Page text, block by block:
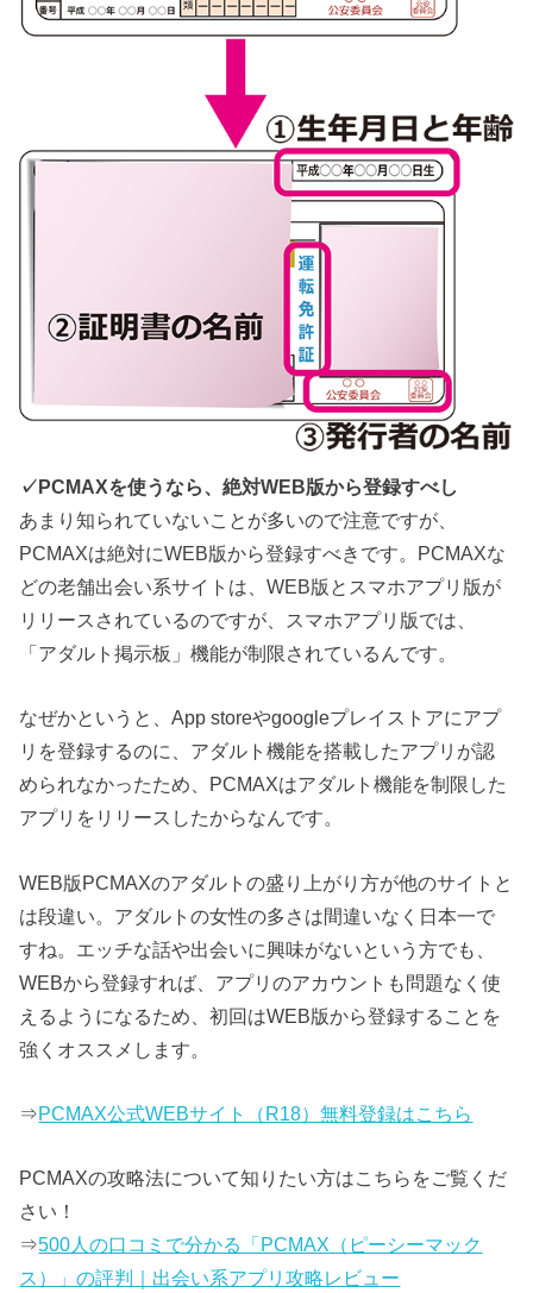
✓PCMAXを使うなら、絶対WEB版から登録すべし
あまり知られていないことが多いので注意ですが、
PCMAXは絶対にWEB版から登録すべきです。PCMAXな
どの老舗出会い系サイトは、WEB版とスマホアプリ版が
リリースされているのですが、スマホアプリ版では、
「アダルト掲示板」機能が制限されているんです。
なぜかというと、App storeやgoogleプレイストアにアプ
リを登録するのに、アダルト機能を搭載したアプリが認
められなかったため、PCMAXはアダルト機能を制限した
アプリをリリースしたからなんです。
WEB版PCMAXのアダルトの盛り上がり方が他のサイトと
は段違い。アダルトの女性の多さは間違いなく日本一で
すね。エッチな話や出会いに興味がないという方でも、
WEBから登録すれば、アプリのアカウントも問題なく使
えるようになるため、初回はWEB版から登録することを
強くオススメします。
⇒PCMAX公式WEBサイト（R18）無料登録はこちら
PCMAXの攻略法について知りたい方はこちらをご覧くだ
さい！
⇒500人の口コミで分かる「PCMAX（ピーシーマック
ス）」の評判｜出会い系アプリ攻略レビュー